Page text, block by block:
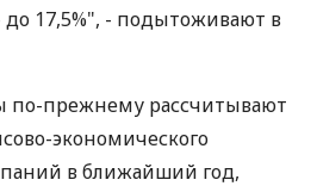
до 17,5%", - подытоживают в
по-прежнему рассчитывают
экономического
в ближайший год,